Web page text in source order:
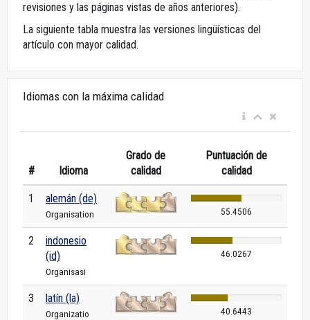
revisiones y las páginas vistas de años anteriores).
La siguiente tabla muestra las versiones lingüísticas del
artículo con mayor calidad.
Idiomas con la máxima calidad
# Idioma
Grado de
calidad
Puntuación de
calidad
1 alemán (de)
Organisation 55.4506
2
indonesio
(id)
Organisasi
46.0267
3 latín (la)
Organizatio 40.6443